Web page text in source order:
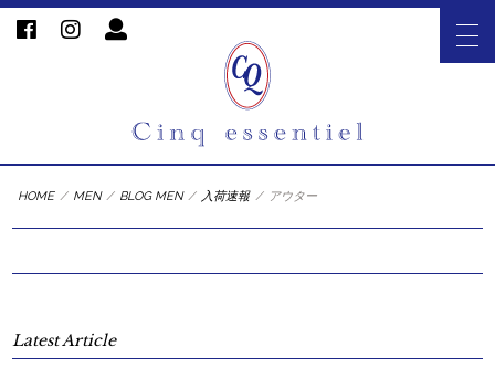
HOME / MEN / BLOG MEN / 入荷速報 / アウター
Latest Article